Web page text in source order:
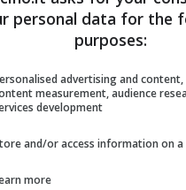
da pochissimo –
scorso – ma
in sconto sin da
ricade all’interno
personal data for the
purposes:
advertising and
measurement, audience
development
and/or access information on a
more